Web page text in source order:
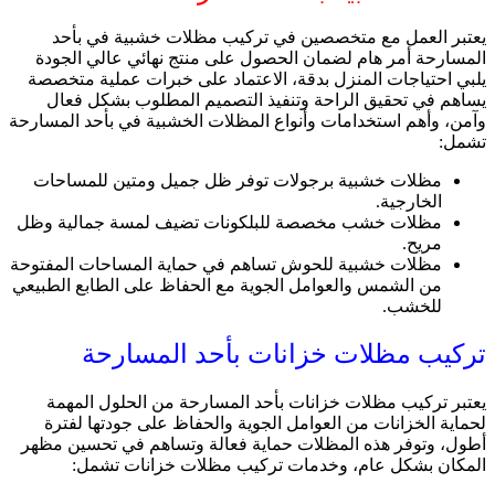
يعتبر العمل مع متخصصين في تركيب مظلات خشبية في بأحد
المسارحة أمر هام لضمان الحصول على منتج نهائي عالي الجودة
يلبي احتياجات المنزل بدقة، الاعتماد على خبرات عملية متخصصة
يساهم في تحقيق الراحة وتنفيذ التصميم المطلوب بشكل فعال
وآمن، وأهم استخدامات وأنواع المظلات الخشبية في بأحد المسارحة
تشمل:
مظلات خشبية برجولات توفر ظل جميل ومتين للمساحات
الخارجية.
مظلات خشب مخصصة للبلكونات تضيف لمسة جمالية وظل
مريح.
مظلات خشبية للحوش تساهم في حماية المساحات المفتوحة
من الشمس والعوامل الجوية مع الحفاظ على الطابع الطبيعي
للخشب.
تركيب مظلات خزانات بأحد المسارحة
يعتبر تركيب مظلات خزانات بأحد المسارحة من الحلول المهمة
لحماية الخزانات من العوامل الجوية والحفاظ على جودتها لفترة
أطول، وتوفر هذه المظلات حماية فعالة وتساهم في تحسين مظهر
المكان بشكل عام، وخدمات تركيب مظلات خزانات تشمل: